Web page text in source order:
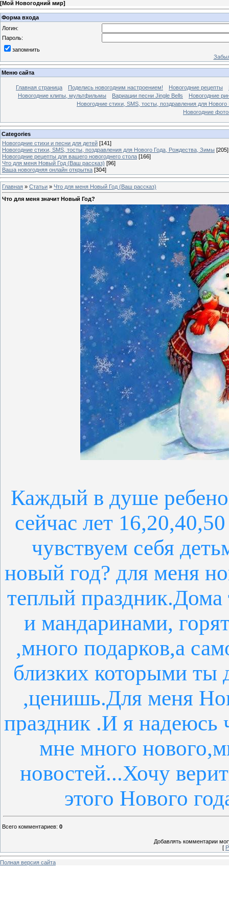
[Мой Новогодний мир]
Форма входа
Логин:
Пароль:
запомнить
Меню сайта
Главная страница Поделись новогодним настроением! Новогодние рецепты
Новогодние клипы, мультфильмы
Вариации песни Jingle Bells
Новогодние
Новогодние стихи, SMS, тосты, поздравления для
Новогодние
Categories
Новогодние стихи и песни для детей [141]
Новогодние стихи, SMS, тосты, поздравления для Нового Года, Рождества, Зимы [205]
Новогодние рецепты для вашего новогоднего стола [166]
Что для меня Новый Год (Ваш рассказ) [96]
Ваша новогодняя онлайн открытка [304]
Главная » Статьи » Что для меня Новый Год (Ваш рассказ)
Что для меня значит Новый Год?
Каждый в душе
сейчас лет
чувствуем себя
новый год? для меня
теплый
и мандаринами,
,много подарков,а
близких которыми
,ценишь.Для меня
праздник .И я надеюсь
мне много
новостей...Хочу
этого Нового
Всего комментариев: 0
Добавлять комментарии
[
Полная версия сайта